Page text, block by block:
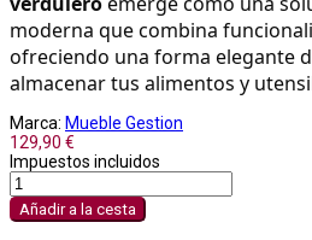
moderna que combina
ofreciendo una forma elegante
almacenar tus alimentos y
Marca: Mueble Gestion
129,90 €
Impuestos incluidos
Añadir a la cesta